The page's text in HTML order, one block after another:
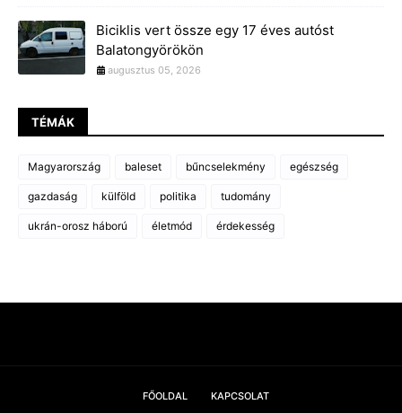
Biciklis vert össze egy 17 éves autóst
Balatongyörökön
augusztus 05, 2026
TÉMÁK
Magyarország baleset bűncselekmény egészség
gazdaság külföld politika tudomány
ukrán-orosz háború életmód érdekesség
FŐOLDAL KAPCSOLAT